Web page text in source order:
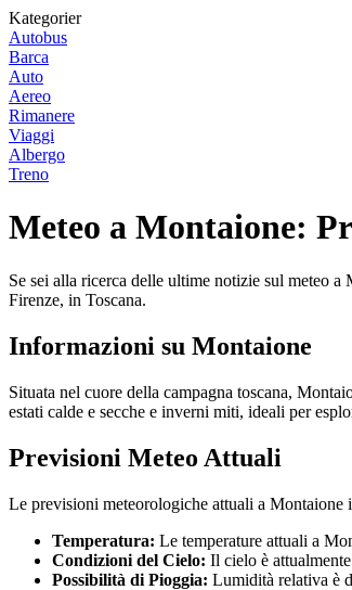
Kategorier
Autobus
Barca
Auto
Aereo
Rimanere
Viaggi
Albergo
Treno
Meteo a Montaione:
Se sei alla ricerca delle ultime notizie sul meteo
Firenze, in Toscana.
Informazioni su Montaione
Situata nel cuore della campagna toscana,
estati calde e secche e inverni miti, ideali per
Previsioni Meteo Attuali
Le previsioni meteorologiche attuali a Montaione
Temperatura: Le temperature attuali a
Condizioni del Cielo: Il cielo è
Possibilità di Pioggia: Lumidità relativa è